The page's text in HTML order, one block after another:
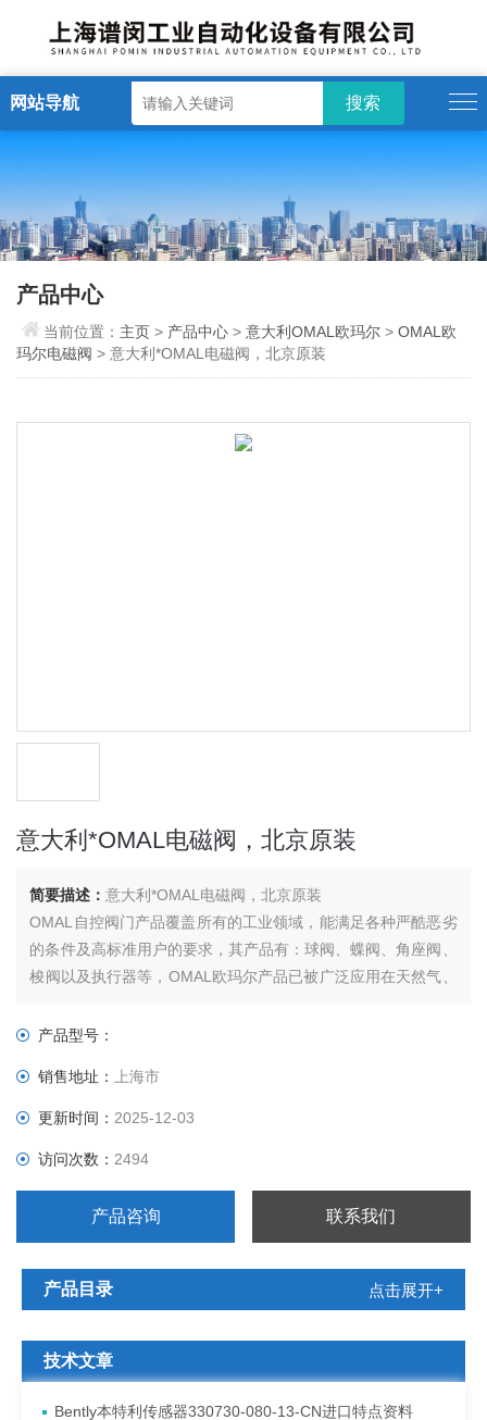
网站导航
产品中心
当前位置： 主页> 产品中心 >意大利OMAL欧玛尔 >OMAL欧
玛尔电磁阀 > 意大利*OMAL电磁阀，北京原装
意大利*OMAL电磁阀，北京原装
简要描述：意大利*OMAL电磁阀，北京原装
OMAL自控阀门产品覆盖所有的工业领域，能满足各种严酷恶劣
的条件及高标准用户的要求，其产品有：球阀、蝶阀、角座阀、
梭阀以及执行器等，OMAL欧玛尔产品已被广泛应用在天然气、
产品型号：
销售地址：上海市
更新时间：2025-12-03
访问次数：2494
产品咨询 联系我们
产品目录 点击展开+
技术文章
Bently本特利传感器330730-080-13-CN进口特点资料